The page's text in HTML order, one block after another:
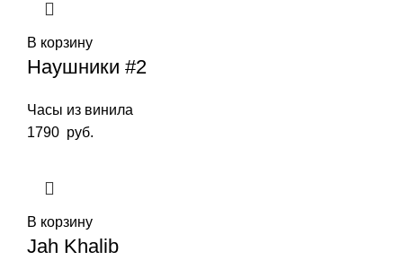
В корзину
Наушники #2
Часы из винила
1790 руб.
В корзину
Jah Khalib